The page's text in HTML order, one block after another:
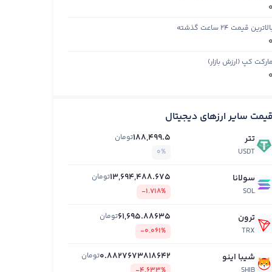
0
قیمت ۲۴ ساعت گذشته
0
مارکت کپ (ارزش بازار)
0
قیمت سایر ارزهای دیجیتال
تتر
USDT
188,499.5تومان
0%
سولانا
SOL
13,694,488.675تومان
-1.718%
ترون
TRX
61,695.88635تومان
-0.061%
شیبا اینو 0.8827673818642تومان